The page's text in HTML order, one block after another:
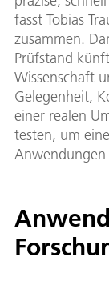
fasst Tobias
zusammen.
Prüfstand
Wissenschaft
Gelegenheit,
einer realen
testen, um
Anwendungen